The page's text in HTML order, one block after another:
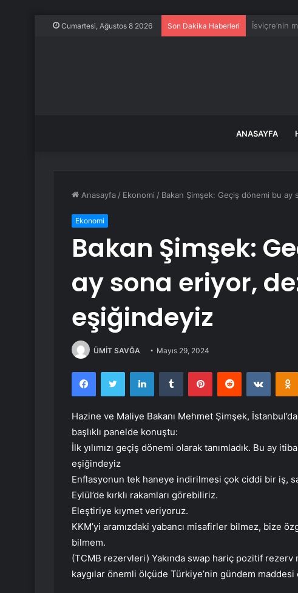
Cumartesi, Ağustos 8 2026 Son Dakika Haberleri Dünyanın
ANASAYFA
Anasayfa / Ekonomi / Bakan Şimşek: Geçiş dönemi bu
Ekonomi
Bakan Şimşek:
ay sona eriyor,
eşiğindeyiz
ÜMİT SAVĞA Mayıs 29, 2024
FacebookTwitter LinkedInTumblr PinterestReddit
Hazine ve Maliye Bakanı Mehmet Şimşek,
başlıklı panelde konuştu:
İlk yılımızı geçiş dönemi olarak tanımladık. Bu ay
eşiğindeyiz
Enflasyonun tek haneye indirilmesi çok ciddi bir iş,
Eylül’de kırklı rakamları görebiliriz.
Eleştiriye kıymet veriyoruz.
KKM’yi aramızdaki yabancı misafirler bilmez, bize
bilmem.
(TCMB rezervleri) Yakında swap hariç pozitif rezerv
kaygılar önemli ölçüde Türkiye’nin gündem maddesi